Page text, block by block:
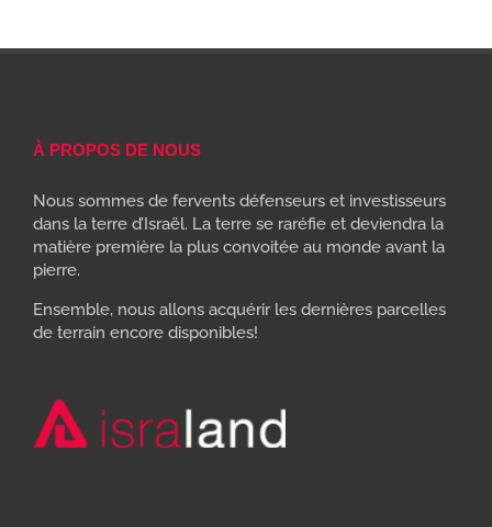
À PROPOS DE NOUS
Nous sommes de fervents défenseurs et investisseurs
dans la terre d’Israël. La terre se raréfie et deviendra la
matière première la plus convoitée au monde avant la
pierre.
Ensemble, nous allons acquérir les dernières parcelles
de terrain encore disponibles!